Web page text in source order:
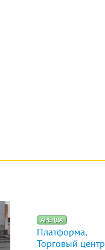
Платформа,
Торговый центр